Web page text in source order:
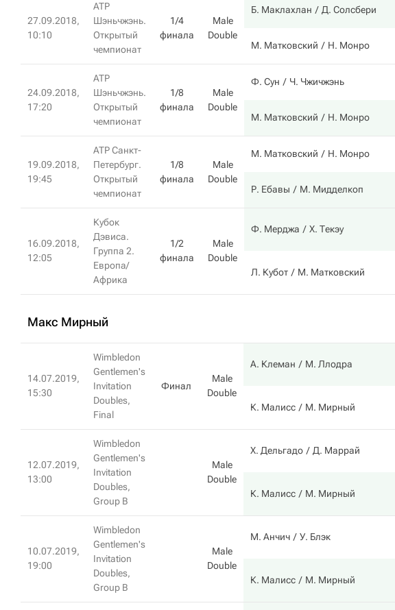
27.09.2018,
10:10
ATP
Шэньчжэнь.
Открытый
чемпионат
1/4
финала
Male
Double
Б. Маклахлан Д. Солсбери
М. Матковский Н. Монро
24.09.2018,
17:20
ATP
Шэньчжэнь.
Открытый
чемпионат
1/8
финала
Male
Double
Ф. Сун Ч. Чжичжэнь
М. Матковский Н. Монро
19.09.2018,
19:45
ATP Санкт-
Петербург.
Открытый
чемпионат
1/8
финала
Male
Double
М. Матковский Н. Монро
Р. Ебавы М. Мидделкоп
16.09.2018,
12:05
Кубок
Дэвиса.
Группа 2.
Европа/
Африка
1/2
финала
Male
Double
Ф. Мерджа Х. Текэу
Л. Кубот М. Матковский
Макс Мирный
14.07.2019,
15:30
Wimbledon
Gentlemen's
Invitation
Doubles,
Final
Финал
Male
Double
А. Клеман М. Ллодра
К. Малисс М. Мирный
12.07.2019,
13:00
Wimbledon
Gentlemen's
Invitation
Doubles,
Group B
Male
Double
Х. Дельгадо Д. Маррай
К. Малисс М. Мирный
10.07.2019,
19:00
Wimbledon
Gentlemen's
Invitation
Doubles,
Group B
Male
Double
М. Анчич У. Блэк
К. Малисс М. Мирный